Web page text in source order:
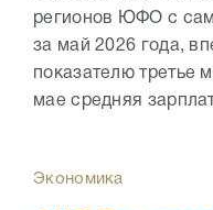
регионов ЮФО с
за май 2026 года,
показателю третье
мае средняя
Экономика